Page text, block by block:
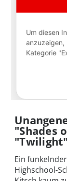
"Shades
"Twilight"
Ein
Highschool-